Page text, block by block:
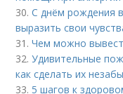
30.С днём рождения
выразить свои
31.Чем можно
32.Удивительные
как сделать их
33. 5 шагов к